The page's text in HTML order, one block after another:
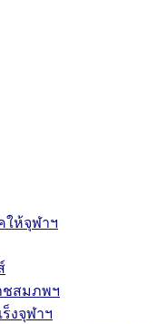
ให้จุฬาฯ
ชสมภพฯ
งจุฬาฯ